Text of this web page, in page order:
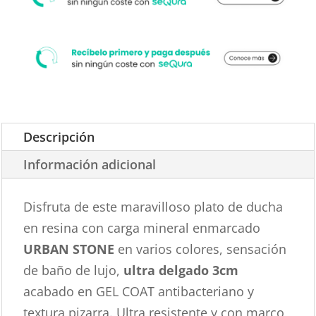
Descripción
Información adicional
Disfruta de este maravilloso plato de ducha
en resina con carga mineral enmarcado
URBAN STONE en varios colores, sensación
de baño de lujo, ultra delgado 3cm
acabado en GEL COAT antibacteriano y